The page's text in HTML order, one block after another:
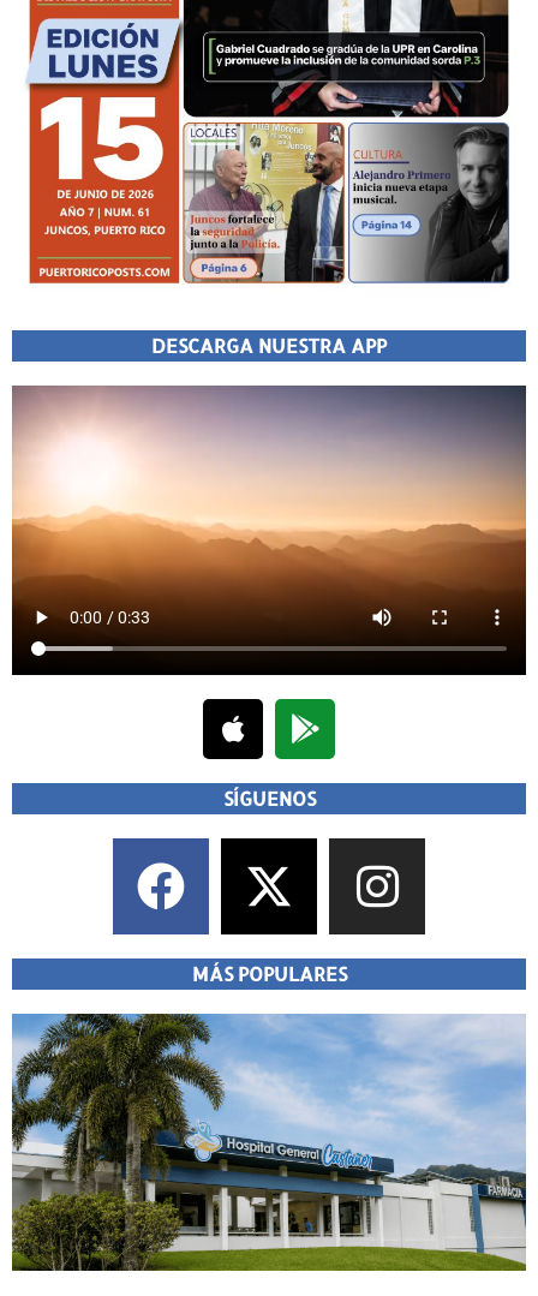
DESCARGA NUESTRA APP
SÍGUENOS
MÁS POPULARES